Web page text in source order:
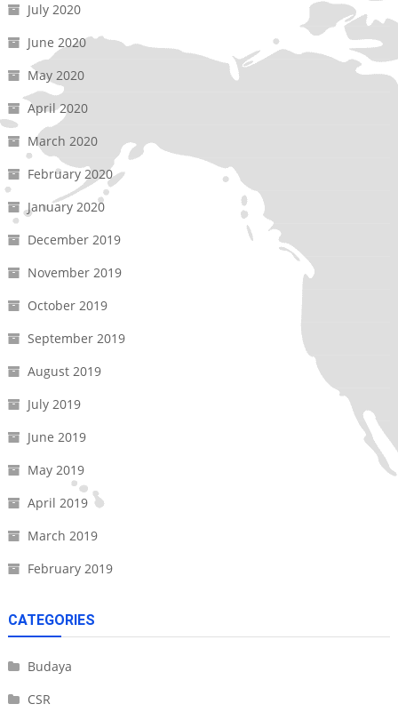
July 2020
June 2020
May 2020
April 2020
March 2020
February 2020
January 2020
December 2019
November 2019
October 2019
September 2019
August 2019
July 2019
June 2019
May 2019
April 2019
March 2019
February 2019
CATEGORIES
Budaya
CSR